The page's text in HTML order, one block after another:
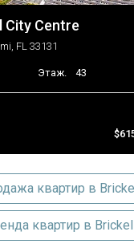
City Centre
FL 33131
Этаж. 43
квартир в
квартир в